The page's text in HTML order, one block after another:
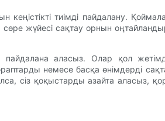
кеңістікті тиімді пайдалану.
сөре жүйесі сақтау орнын
аласыз. Олар қол
немесе басқа өнімдерді
сіз қоқыстарды азайта аласыз,